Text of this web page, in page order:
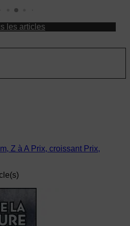
les articles
Z à A Prix, croissant Prix,